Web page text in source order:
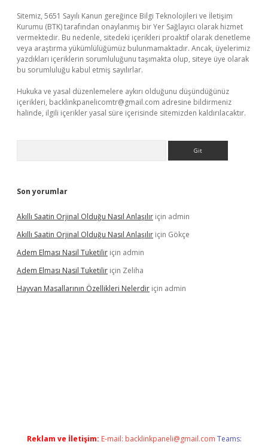
Sitemiz, 5651 Sayılı Kanun gereğince Bilgi Teknolojileri ve İletişim
Kurumu (BTK) tarafından onaylanmış bir Yer Sağlayıcı olarak hizmet
vermektedir. Bu nedenle, sitedeki içerikleri proaktif olarak denetleme
veya araştırma yükümlülüğümüz bulunmamaktadır. Ancak, üyelerimiz
yazdıkları içeriklerin sorumluluğunu taşımakta olup, siteye üye olarak
bu sorumluluğu kabul etmiş sayılırlar.
Hukuka ve yasal düzenlemelere aykırı olduğunu düşündüğünüz
içerikleri, backlinkpanelicomtr@gmail.com adresine bildirmeniz
halinde, ilgili içerikler yasal süre içerisinde sitemizden kaldırılacaktır.
Son yorumlar
Akıllı Saatin Orjinal Olduğu Nasıl Anlaşılır için admin
Akıllı Saatin Orjinal Olduğu Nasıl Anlaşılır için Gökçe
Adem Elması Nasil Tuketilir için admin
Adem Elması Nasil Tuketilir için Zeliha
Hayvan Masallarının Özellikleri Nelerdir için admin
Reklam ve İletişim: E-mail: backlinkpaneli@gmail.com Teams: